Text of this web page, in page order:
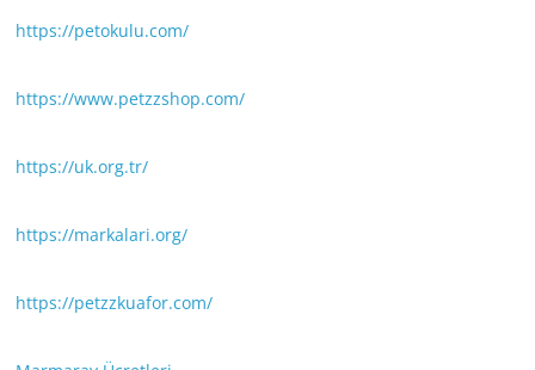
https://petokulu.com/
https://www.petzzshop.com/
https://uk.org.tr/
https://markalari.org/
https://petzzkuafor.com/